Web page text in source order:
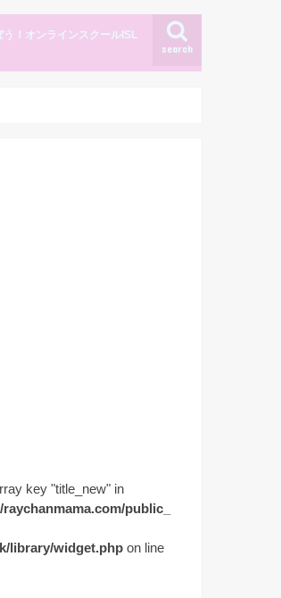
search
！オンラインスクールISL
key "title_new" in
public_
library/widget.php on line